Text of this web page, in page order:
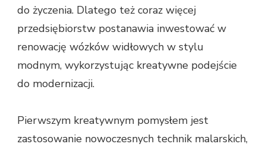
do życzenia. Dlatego też coraz więcej
przedsiębiorstw postanawia inwestować w
renowację wózków widłowych w stylu
modnym, wykorzystując kreatywne podejście
do modernizacji.
Pierwszym kreatywnym pomysłem jest
zastosowanie nowoczesnych technik malarskich,